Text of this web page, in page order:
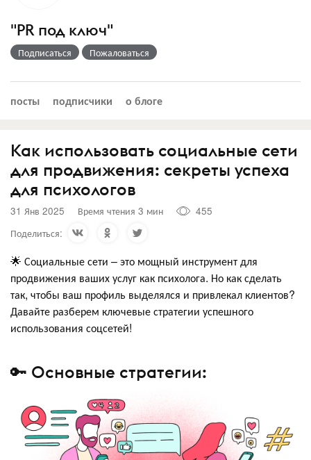
"PR под ключ"
Подписаться Пожаловаться
посты подписчики о блоге
Как использовать социальные сети
для продвижения: секреты успеха
для психологов
31 Янв 2025 Время чтения 3 мин
455
Поделиться:
🌟 Социальные сети – это мощный инструмент для
продвижения ваших услуг как психолога. Но как сделать
так, чтобы ваш профиль выделялся и привлекал клиентов?
Давайте разберем ключевые стратегии успешного
использования соцсетей!
🔑 Основные стратегии: